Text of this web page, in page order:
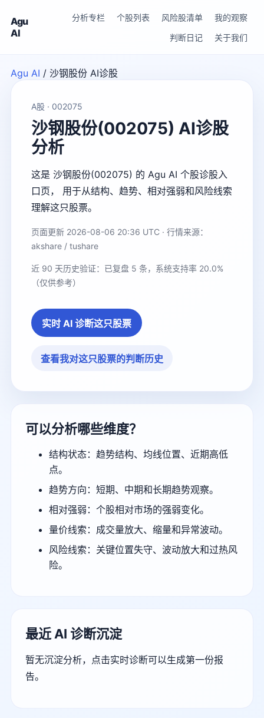
Agu
AI
分析专栏 个股列表 风险股清单
我的观察
判断日记
关于我们
Agu AI / 沙钢股份 AI诊股
A股 · 002075
沙钢股份(002075) AI诊股
分析
这是 沙钢股份(002075) 的 Agu AI 个股诊股入
口页， 用于从结构、趋势、相对强弱和风险线索
理解这只股票。
页面更新 2026-08-06 20:36 UTC · 行情来源：
akshare / tushare
近 90 天历史验证：已复盘 5 条，系统支持率 20.0%
（仅供参考）
实时 AI 诊断这只股票
查看我对这只股票的判断历史
可以分析哪些维度？
结构状态：趋势结构、均线位置、近期高低
点。
趋势方向：短期、中期和长期趋势观察。
相对强弱：个股相对市场的强弱变化。
量价线索：成交量放大、缩量和异常波动。
风险线索：关键位置失守、波动放大和过热风
险。
最近 AI 诊断沉淀
暂无沉淀分析，点击实时诊断可以生成第一份报
告。